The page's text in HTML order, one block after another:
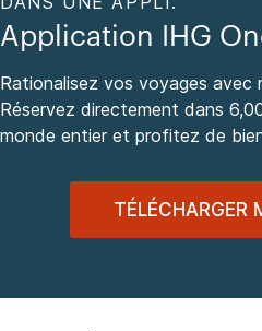
Application IHG
Rationalisez vos voyages avec
Réservez directement dans
monde entier et profitez de
TÉLÉCHARGER